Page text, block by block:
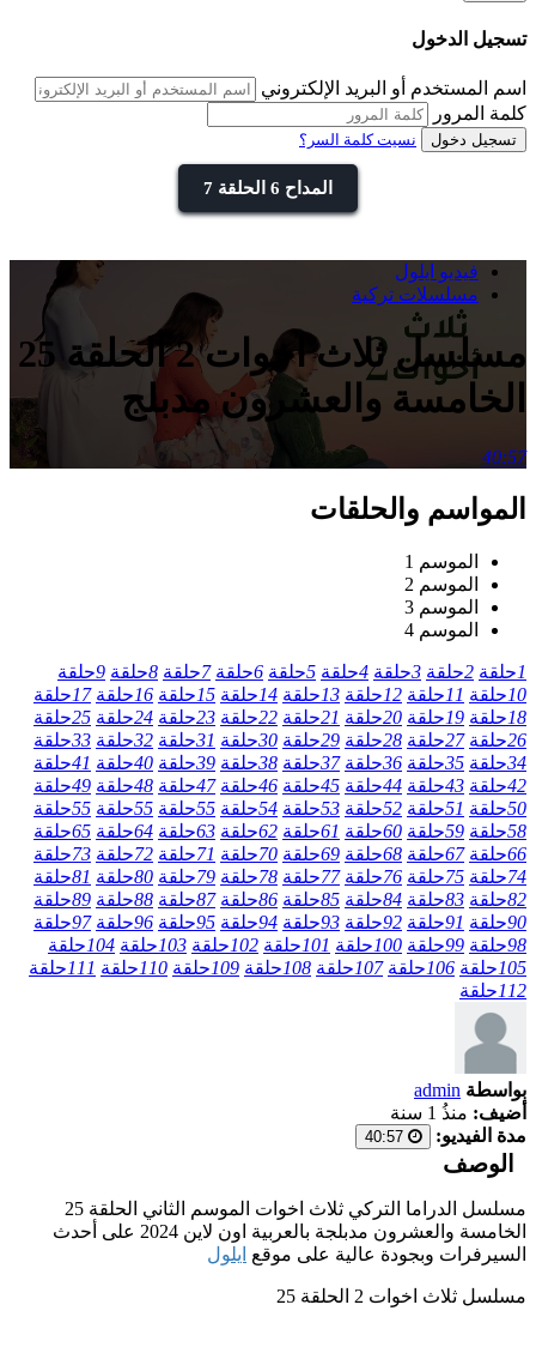
تسجيل الدخول
اسم المستخدم أو البريد الإلكتروني
كلمة المرور
تسجيل دخول نسيت كلمة السر؟
المداح 6 الحلقة 7
فيديو ايلول
مسلسلات تركية
مسلسل ثلاث اخوات 2 الحلقة 25
الخامسة والعشرون مدبلج
40:57
المواسم والحلقات
الموسم 1
الموسم 2
الموسم 3
الموسم 4
1حلقة 2حلقة 3حلقة 4حلقة 5حلقة 6حلقة 7حلقة 8حلقة 9حلقة
10حلقة 11حلقة 12حلقة 13حلقة 14حلقة 15حلقة 16حلقة 17حلقة
18حلقة 19حلقة 20حلقة 21حلقة 22حلقة 23حلقة 24حلقة 25حلقة
26حلقة 27حلقة 28حلقة 29حلقة 30حلقة 31حلقة 32حلقة 33حلقة
34حلقة 35حلقة 36حلقة 37حلقة 38حلقة 39حلقة 40حلقة 41حلقة
42حلقة 43حلقة 44حلقة 45حلقة 46حلقة 47حلقة 48حلقة 49حلقة
50حلقة 51حلقة 52حلقة 53حلقة 54حلقة 55حلقة 55حلقة 55حلقة
58حلقة 59حلقة 60حلقة 61حلقة 62حلقة 63حلقة 64حلقة 65حلقة
66حلقة 67حلقة 68حلقة 69حلقة 70حلقة 71حلقة 72حلقة 73حلقة
74حلقة 75حلقة 76حلقة 77حلقة 78حلقة 79حلقة 80حلقة 81حلقة
82حلقة 83حلقة 84حلقة 85حلقة 86حلقة 87حلقة 88حلقة 89حلقة
90حلقة 91حلقة 92حلقة 93حلقة 94حلقة 95حلقة 96حلقة 97حلقة
98حلقة 99حلقة 100حلقة 101حلقة 102حلقة 103حلقة 104حلقة
105حلقة 106حلقة 107حلقة 108حلقة 109حلقة 110حلقة 111حلقة
112حلقة
بواسطة admin
أضيف: منذُ 1 سنة
مدة الفيديو:
الوصف
مسلسل الدراما التركي ثلاث اخوات الموسم الثاني الحلقة 25
الخامسة والعشرون مدبلجة بالعربية اون لاين 2024 على أحدث
السيرفرات وبجودة عالية على موقع ايلول
مسلسل ثلاث اخوات 2 الحلقة 25